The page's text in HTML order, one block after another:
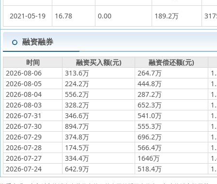
2021-05-19 16.78 0.00 189.2万
融资融券
时间 融资买入额(元)
融资偿还额(元)
2026-08-06
313.6万 264.7万
2026-08-05
224.2万 444.8万
2026-08-04
556.2万 287.2万
2026-08-03
328.2万 652.3万
2026-07-31
346.6万 541.0万
2026-07-30
894.7万 555.3万
2026-07-29
374.8万 696.2万
2026-07-28
174.5万 566.4万
2026-07-27
334.4万 1646万
2026-07-24
642.9万 518.4万